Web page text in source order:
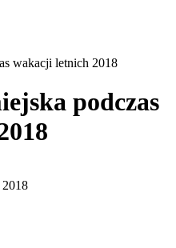
wakacji letnich 2018
podczas